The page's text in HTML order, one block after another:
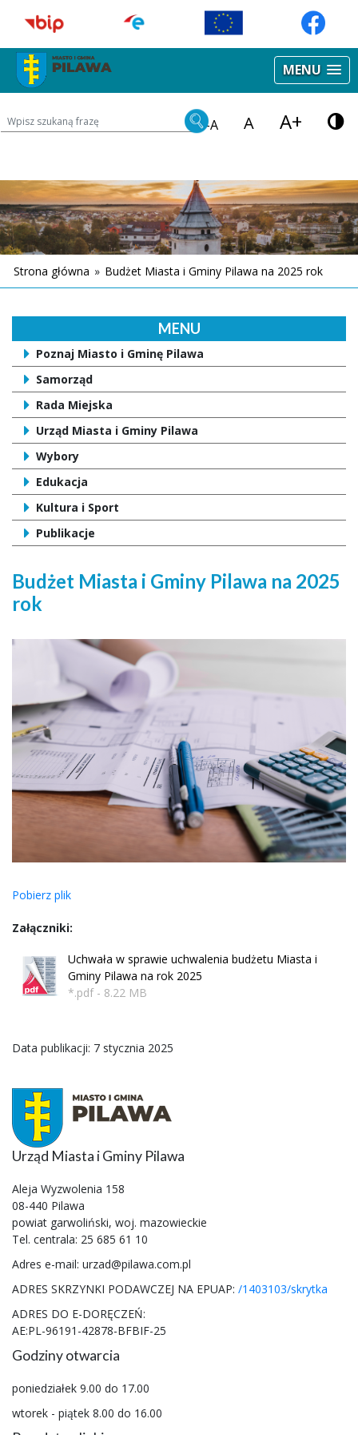
MENU
Wyszukiwarka treści na stronie -A A A+
Strona główna » Budżet Miasta i Gminy Pilawa na 2025 rok
MENU
Poznaj Miasto i Gminę Pilawa
Samorząd
Rada Miejska
Urząd Miasta i Gminy Pilawa
Wybory
Edukacja
Kultura i Sport
Publikacje
Budżet Miasta i Gminy Pilawa na 2025
rok
Pobierz plik
Załączniki:
Uchwała w sprawie uchwalenia budżetu Miasta i
Gminy Pilawa na rok 2025
*.pdf - 8.22 MB
Data publikacji: 7 stycznia 2025
Urząd Miasta i Gminy Pilawa
Aleja Wyzwolenia 158
08-440 Pilawa
powiat garwoliński, woj. mazowieckie
Tel. centrala: 25 685 61 10
Adres e-mail: urzad@pilawa.com.pl
ADRES SKRZYNKI PODAWCZEJ NA EPUAP: /1403103/skrytka
ADRES DO E-DORĘCZEŃ:
AE:PL-96191-42878-BFBIF-25
Godziny otwarcia
poniedziałek 9.00 do 17.00
wtorek - piątek 8.00 do 16.00